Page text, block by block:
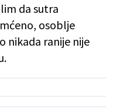
da sutra
osoblje
nikada ranije nije